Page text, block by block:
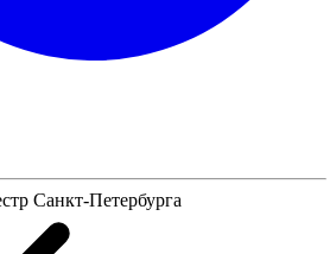
Санкт-Петербурга